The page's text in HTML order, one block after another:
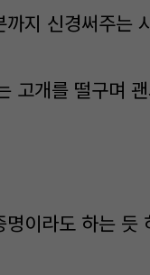
지 신경써주는
고개를 떨구며
이라도 하는